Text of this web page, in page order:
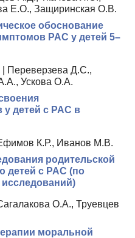
Е.О., Защиринская О.В.
обоснование
РАС у детей 5–
Переверзева Д.С.,
Ускова О.А.
у детей с РАС в
К.Р., Иванов М.В.
родительской
детей с РАС (по
О.А., Труевцев
моральной